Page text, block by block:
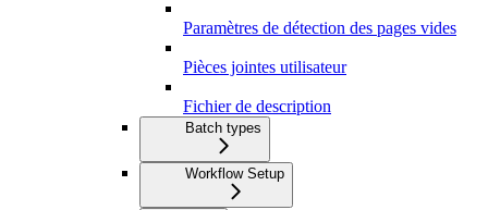
Paramètres de détection des pages vides
Pièces jointes utilisateur
Fichier de description
Batch types
Workflow Setup